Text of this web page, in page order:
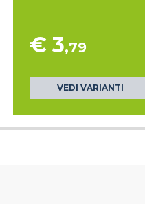
€ 3,79
VEDI VARIANTI